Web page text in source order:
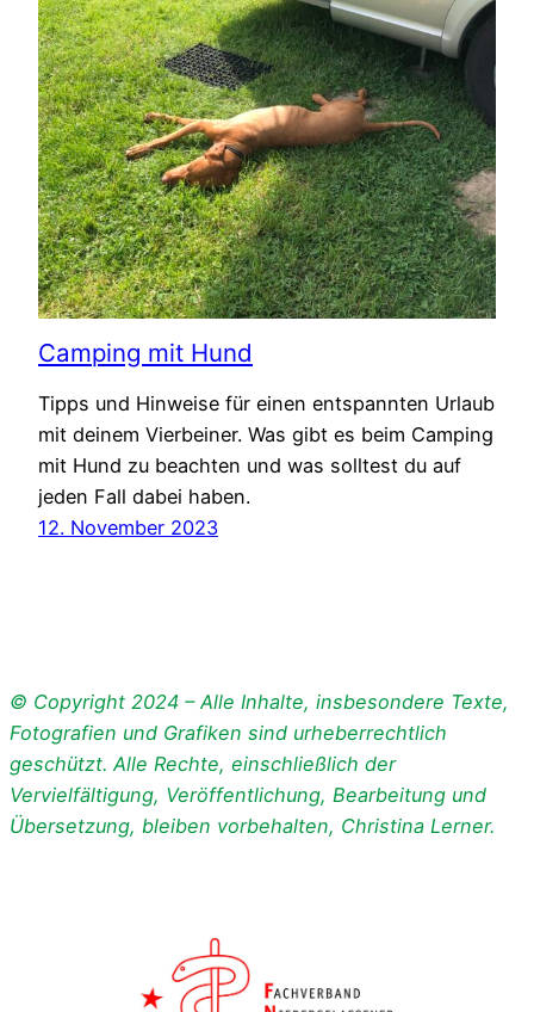
Camping mit Hund
Tipps und Hinweise für einen entspannten Urlaub
mit deinem Vierbeiner. Was gibt es beim Camping
mit Hund zu beachten und was solltest du auf
jeden Fall dabei haben.
12. November 2023
© Copyright 2024 – Alle Inhalte, insbesondere Texte,
Fotografien und Grafiken sind urheberrechtlich
geschützt. Alle Rechte, einschließlich der
Vervielfältigung, Veröffentlichung, Bearbeitung und
Übersetzung, bleiben vorbehalten, Christina Lerner.